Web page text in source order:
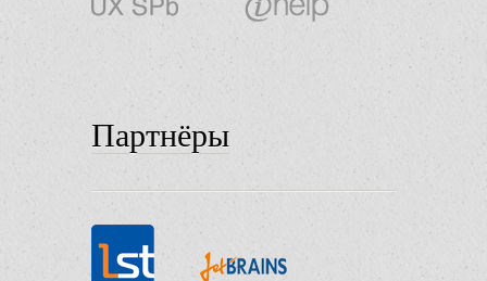
Партнёры